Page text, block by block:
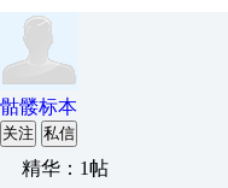
骷髅标本
关注 私信
精华：1帖